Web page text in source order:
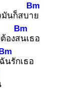
มันก็สบาย
Bm
องสน
Bm
เธอ
นรักเธอ